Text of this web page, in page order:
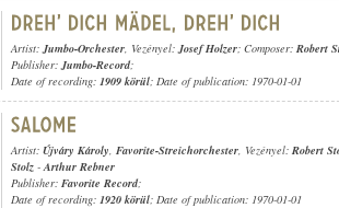
Artist:Jumbo-Orchester, Vezényel:Josef Holzer; Composer: Robert
Publisher:Jumbo-Record;
Date of recording: 1909 körül; Date of publication: 1970-01-01
Artist: Újváry Károly, Favorite-Streichorchester, Vezényel: Robert
Stolz -Arthur Rebner
Publisher: Favorite Record;
Date of recording: 1920 körül; Date of publication: 1970-01-01